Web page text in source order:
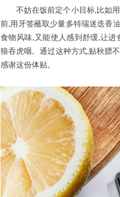
不妨在饭前定个小目标,比如
前,用牙签蘸取少量多特瑞迷迭香
食物风味,又能使人感到舒缓,让
狼吞虎咽。通过这种方式,贴秋膘
感谢这份体贴。